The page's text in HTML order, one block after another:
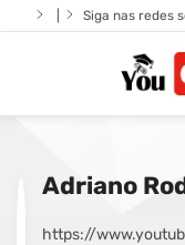
Siga nas redes
Adriano
https://